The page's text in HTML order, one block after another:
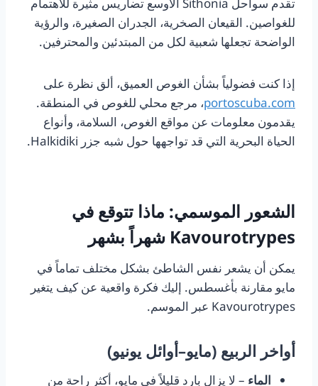
للغواصين. القيعان الصخرية، الجدران الصغيرة، والرؤية
الواضحة تجعلها شعبية لكل من المبتدئين والمحترفين.
إذا كنت فضولياً بشأن الغوص العميق، ألق نظرة على
portoscuba.com، مرجع محلي للغوص في المنطقة.
يقدمون معلومات عن مواقع الغوص، السلامة، وأنواع
الحياة البحرية التي قد تواجهها حول شبه جزر Halkidiki.
الشعور الموسمي: ماذا تتوقع في
Kavourotrypes شهراً بشهر
يمكن أن يشعر نفس الشاطئ بشكل مختلف تماماً في
مايو مقارنة بأغسطس. إليك فكرة واقعية عن كيف يتغير
Kavourotrypes عبر الموسم.
أواخر الربيع (مايو–أوائل يونيو)
الماء – لا يزال بارد قليلاً في مايو، أكثر راحة من